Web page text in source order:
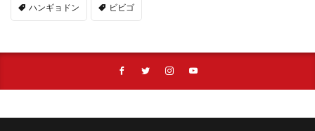
ハンギョドン ビビゴ